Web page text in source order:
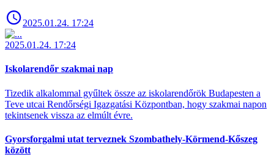
2025.01.24. 17:24
2025.01.24. 17:24
Iskolarendőr szakmai nap
Tizedik alkalommal gyűltek össze az iskolarendőrök Budapesten a
Teve utcai Rendőrségi Igazgatási Központban, hogy szakmai napon
tekintsenek vissza az elmúlt évre.
Gyorsforgalmi utat terveznek Szombathely-Körmend-Kőszeg
között